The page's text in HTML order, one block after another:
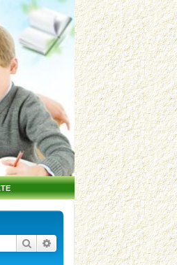
Поиск Расширенный поиск